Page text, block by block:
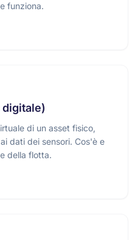
funziona.
di un asset fisico,
dati dei sensori. Cos'è e
della flotta.